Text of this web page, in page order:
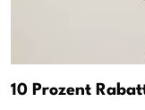
10 Prozent